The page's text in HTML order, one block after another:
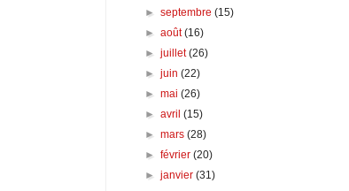
►septembre(15)
►août(16)
►juillet(26)
►juin(22)
►mai(26)
►avril(15)
►mars(28)
►février(20)
►janvier(31)